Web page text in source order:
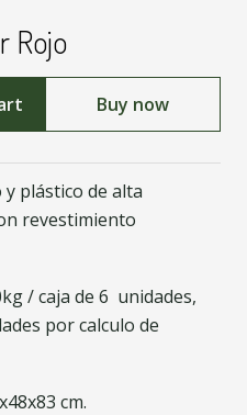
Rojo
Buy now
plástico de alta
revestimiento
/ caja de 6 unidades,
por calculo de
cm.